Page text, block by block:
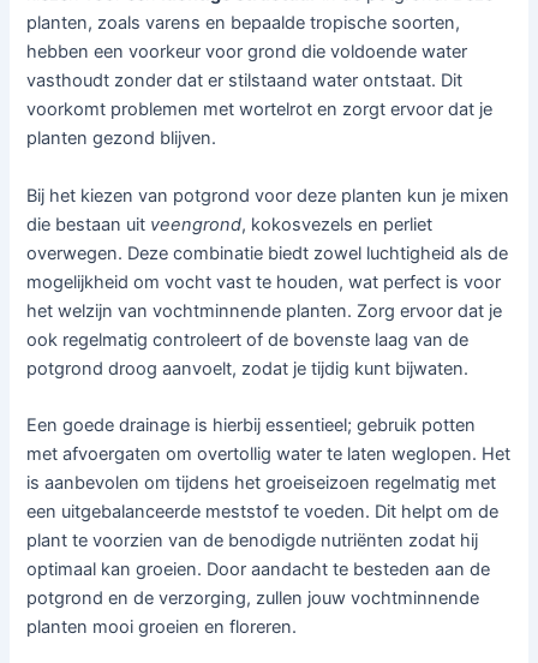
planten, zoals varens en bepaalde tropische soorten,
hebben een voorkeur voor grond die voldoende water
vasthoudt zonder dat er stilstaand water ontstaat. Dit
voorkomt problemen met wortelrot en zorgt ervoor dat je
planten gezond blijven.
Bij het kiezen van potgrond voor deze planten kun je mixen
die bestaan uit veengrond, kokosvezels en perliet
overwegen. Deze combinatie biedt zowel luchtigheid als de
mogelijkheid om vocht vast te houden, wat perfect is voor
het welzijn van vochtminnende planten. Zorg ervoor dat je
ook regelmatig controleert of de bovenste laag van de
potgrond droog aanvoelt, zodat je tijdig kunt bijwaten.
Een goede drainage is hierbij essentieel; gebruik potten
met afvoergaten om overtollig water te laten weglopen. Het
is aanbevolen om tijdens het groeiseizoen regelmatig met
een uitgebalanceerde meststof te voeden. Dit helpt om de
plant te voorzien van de benodigde nutriënten zodat hij
optimaal kan groeien. Door aandacht te besteden aan de
potgrond en de verzorging, zullen jouw vochtminnende
planten mooi groeien en floreren.